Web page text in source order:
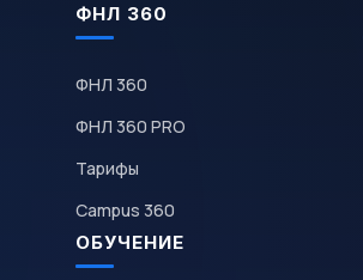
ФНЛ 360
ФНЛ 360
ФНЛ 360 PRO
Тарифы
Campus 360
ОБУЧЕНИЕ